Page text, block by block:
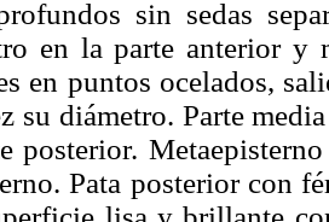
sin sedas
en la parte anterior y
en puntos ocelados,
su diámetro. Parte
posterior.
Pata posterior con